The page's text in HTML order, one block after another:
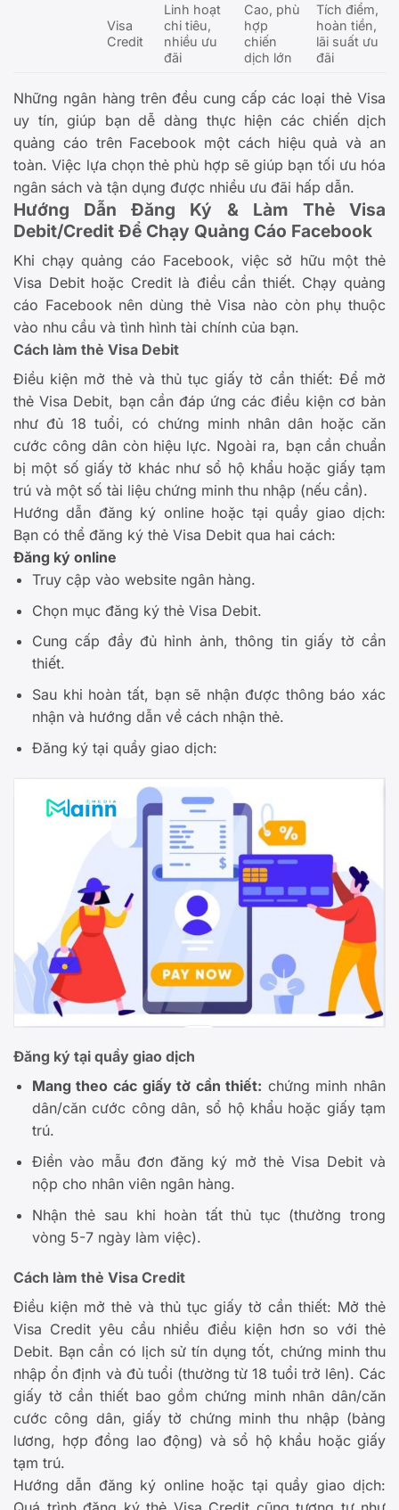
Visa
Credit
Linh hoạt
chi tiêu,
nhiều ưu
đãi
Cao, phù
hợp
chiến
dịch lớn
Tích điểm,
hoàn tiền,
lãi suất ưu
đãi
Những ngân hàng trên đều cung cấp các loại thẻ Visa
uy tín, giúp bạn dễ dàng thực hiện các chiến dịch
quảng cáo trên Facebook một cách hiệu quả và an
toàn. Việc lựa chọn thẻ phù hợp sẽ giúp bạn tối ưu hóa
ngân sách và tận dụng được nhiều ưu đãi hấp dẫn.
Hướng Dẫn Đăng Ký & Làm Thẻ Visa
Debit/Credit Để Chạy Quảng Cáo Facebook
Khi chạy quảng cáo Facebook, việc sở hữu một thẻ
Visa Debit hoặc Credit là điều cần thiết. Chạy quảng
cáo Facebook nên dùng thẻ Visa nào còn phụ thuộc
vào nhu cầu và tình hình tài chính của bạn.
Cách làm thẻ Visa Debit
Điều kiện mở thẻ và thủ tục giấy tờ cần thiết: Để mở
thẻ Visa Debit, bạn cần đáp ứng các điều kiện cơ bản
như đủ 18 tuổi, có chứng minh nhân dân hoặc căn
cước công dân còn hiệu lực. Ngoài ra, bạn cần chuẩn
bị một số giấy tờ khác như sổ hộ khẩu hoặc giấy tạm
trú và một số tài liệu chứng minh thu nhập (nếu cần).
Hướng dẫn đăng ký online hoặc tại quầy giao dịch:
Bạn có thể đăng ký thẻ Visa Debit qua hai cách:
Đăng ký online
Truy cập vào website ngân hàng.
Chọn mục đăng ký thẻ Visa Debit.
Cung cấp đầy đủ hỉnh ảnh, thông tin giấy tờ cần
thiết.
Sau khi hoàn tất, bạn sẽ nhận được thông báo xác
nhận và hướng dẫn về cách nhận thẻ.
Đăng ký tại quầy giao dịch:
Đăng ký tại quầy giao dịch
Mang theo các giấy tờ cần thiết: chứng minh nhân
dân/căn cước công dân, sổ hộ khẩu hoặc giấy tạm
trú.
Điền vào mẫu đơn đăng ký mở thẻ Visa Debit và
nộp cho nhân viên ngân hàng.
Nhận thẻ sau khi hoàn tất thủ tục (thường trong
vòng 5-7 ngày làm việc).
Cách làm thẻ Visa Credit
Điều kiện mở thẻ và thủ tục giấy tờ cần thiết: Mở thẻ
Visa Credit yêu cầu nhiều điều kiện hơn so với thẻ
Debit. Bạn cần có lịch sử tín dụng tốt, chứng minh thu
nhập ổn định và đủ tuổi (thường từ 18 tuổi trở lên). Các
giấy tờ cần thiết bao gồm chứng minh nhân dân/căn
cước công dân, giấy tờ chứng minh thu nhập (bảng
lương, hợp đồng lao động) và sổ hộ khẩu hoặc giấy
tạm trú.
Hướng dẫn đăng ký online hoặc tại quầy giao dịch: